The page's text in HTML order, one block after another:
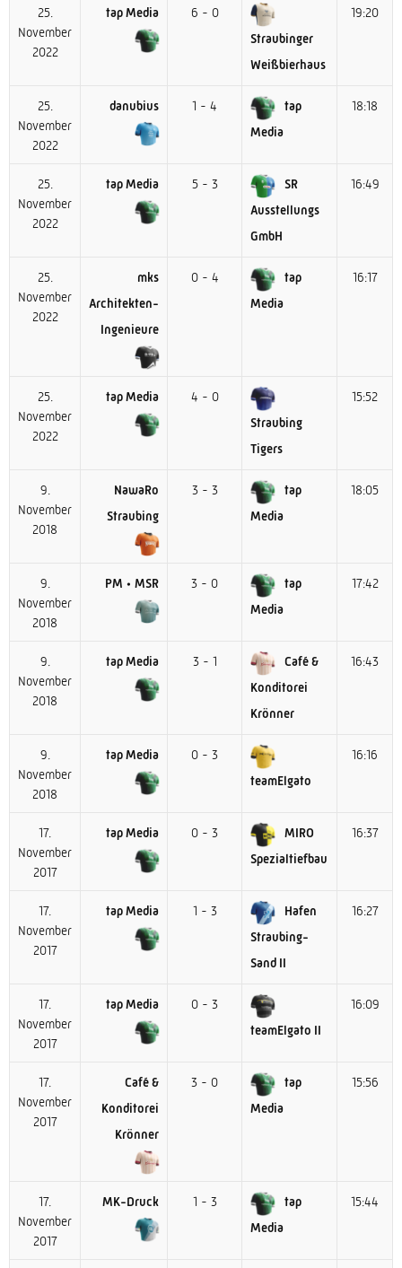
25.
November
2022
tap Media
6 - 0
Straubinger
Weißbierhaus
19:20
25.
November
2022
danubius 1 - 4
tap
Media
18:18
25.
November
2022
tap Media 5 - 3
SR
Ausstellungs
GmbH
16:49
25.
November
2022
mks
Architekten-
Ingenieure
0 - 4
tap
Media
16:17
25.
November
2022
tap Media
4 - 0
Straubing
Tigers
15:52
9.
November
2018
NawaRo
Straubing
3 - 3
tap
Media
18:05
9.
November
2018
PM • MSR 3 - 0
tap
Media
17:42
9.
November
2018
tap Media 3 - 1
Café &
Konditorei
Krönner
16:43
9.
November
2018
tap Media
0 - 3
teamElgato
16:16
17.
November
2017
tap Media 0 - 3
MIRO
Spezialtiefbau
16:37
17.
November
2017
tap Media 1 - 3
Hafen
Straubing-
Sand II
16:27
17.
November
2017
tap Media
0 - 3
teamElgato II
16:09
17.
November
2017
Café &
Konditorei
Krönner
3 - 0
tap
Media
15:56
17.
November
2017
MK-Druck 1 - 3
tap
Media
15:44